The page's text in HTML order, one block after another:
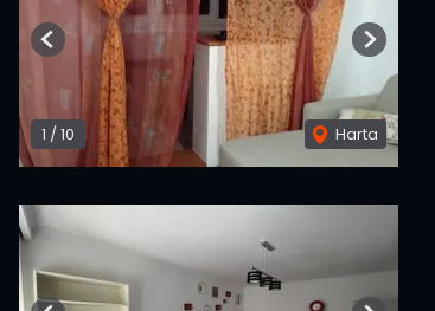
1 /10 Harta
Previous Next